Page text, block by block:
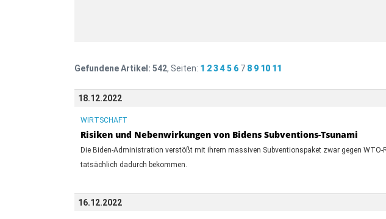
Gefundene Artikel: 542, Seiten: 1 2345 6 7 8 9 10 11
18.12.2022
WIRTSCHAFT
Risiken und Nebenwirkungen von Bidens Subventions-Tsunami
Die Biden-Administration verstößt mit ihrem massiven Subventionspaket zwar gegen
tatsächlich dadurch bekommen.
16.12.2022